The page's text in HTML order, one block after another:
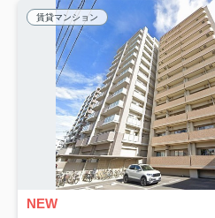
賃貸マンション
NEW